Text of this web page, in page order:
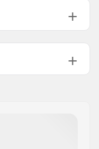
Wilson MG2